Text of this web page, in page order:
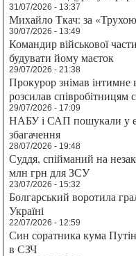
31/07/2026 - 13:37
Михайло Ткач: за
30/07/2026 - 13:49
Командир військової
будувати йому маєток
29/07/2026 - 21:38
Прокурор знімав інтимне
розсилав співробітницям
29/07/2026 - 17:09
НАБУ і САП пошукали у
збагачення
28/07/2026 - 19:48
Суддя, спійманий на
млн грн для ЗСУ
23/07/2026 - 15:32
Болгарський воротила
Україні
22/07/2026 - 12:59
Син соратника кума
в СЗЧ